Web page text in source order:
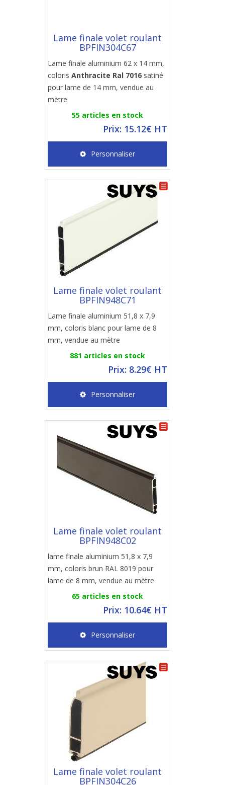
Lame finale volet roulant
BPFIN304C67
Lame finale aluminium 62 x 14 mm,
coloris Anthracite Ral 7016 satiné
pour lame de 14 mm, vendue au
mètre
55 articles en stock
Prix: 15.12€ HT
Personnaliser
Lame finale volet roulant
BPFIN948C71
Lame finale aluminium 51,8 x 7,9
mm, coloris blanc pour lame de 8
mm, vendue au mètre
881 articles en stock
Prix: 8.29€ HT
Personnaliser
Lame finale volet roulant
BPFIN948C02
lame finale aluminium 51,8 x 7,9
mm, coloris brun RAL 8019 pour
lame de 8 mm, vendue au mètre
65 articles en stock
Prix: 10.64€ HT
Personnaliser
Lame finale volet roulant
BPFIN304C26